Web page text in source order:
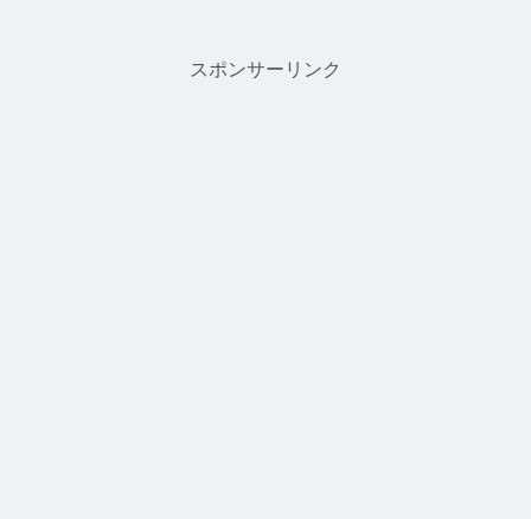
スポンサーリンク